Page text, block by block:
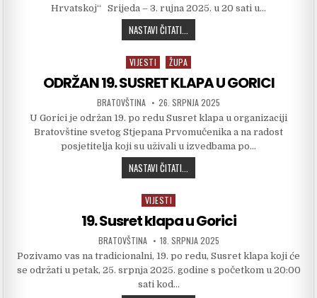
Hrvatskoj“ Srijeda – 3. rujna 2025. u 20 sati u…
NASTAVI ČITATI...
Posted in
VIJESTI ŽUPA
ODRŽAN 19. SUSRET KLAPA U GORICI
AUTHOR:
BRATOVŠTINA PUBLISHED DATE:
26. SRPNJA 2025
U Gorici je održan 19. po redu Susret klapa u organizaciji
Bratovštine svetog Stjepana Prvomučenika a na radost
posjetitelja koji su uživali u izvedbama po…
NASTAVI ČITATI...
Posted in
VIJESTI
19. Susret klapa u Gorici
AUTHOR:
BRATOVŠTINA PUBLISHED DATE:
18. SRPNJA 2025
Pozivamo vas na tradicionalni, 19. po redu, Susret klapa koji će
se održati u petak, 25. srpnja 2025. godine s početkom u 20:00
sati kod…